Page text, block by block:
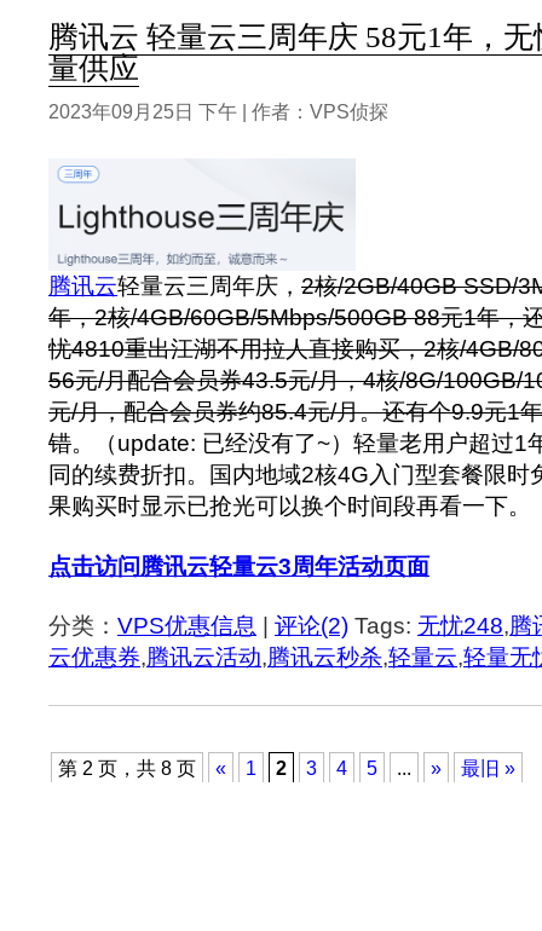
腾讯云 轻量云三周年庆 58元1年，
量供应
2023年09月25日 下午 | 作者：VPS侦探
腾讯云轻量云三周年庆， 2核/2GB/40GB SSD/
年，2核/4GB/60GB/5Mbps/500GB 88元1年，
忧4810重出江湖不用拉人直接购买，2核/4GB/
56元/月配合会员券43.5元/月，4核/8G/100GB/
元/月，配合会员券约85.4元/月。还有个9.9元1
错。（update: 已经没有了~）轻量老用户超过1
同的续费折扣。国内地域2核4G入门型套餐限时
果购买时显示已抢光可以换个时间段再看一下。
点击访问腾讯云轻量云3周年活动页面
分类： VPS优惠信息 评论(2) Tags: 无忧248,腾
云优惠券,腾讯云活动,腾讯云秒杀,轻量云,轻量无
第 2 页，共 8 页 « 1 2 3 4 5 ... » 最旧 »